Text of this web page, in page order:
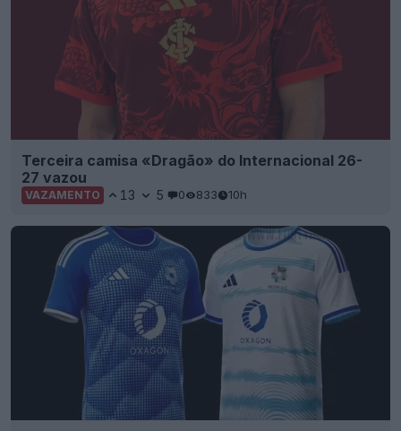
Terceira camisa «Dragão» do Internacional 26-
27 vazou
VAZAMENTO 13 5 0 833 10h